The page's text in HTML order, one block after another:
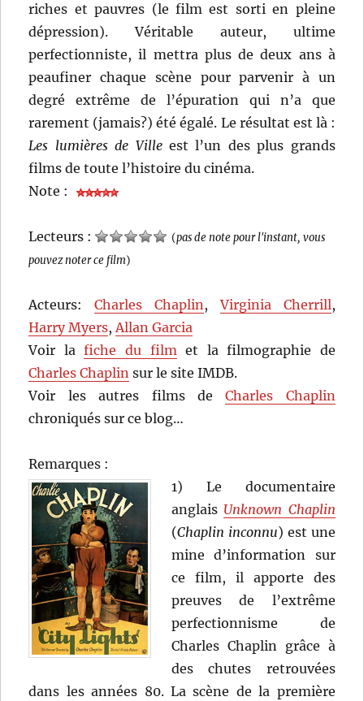
riches et pauvres (le film est sorti en pleine
dépression). Véritable auteur, ultime
perfectionniste, il mettra plus de deux ans à
peaufiner chaque scène pour parvenir à un
degré extrême de l’épuration qui n’a que
rarement (jamais?) été égalé. Le résultat est là :
Les lumières de Villeest l’un des plus grands
films de toute l’histoire du cinéma.
Note :
Lecteurs : (pas de note pour l'instant, vous
pouvez noter ce film)
Acteurs:Charles Chaplin,Virginia Cherrill,
Harry Myers,Allan Garcia
Voir lafiche du filmet la filmographie de
Charles Chaplin sur le site IMDB.
Voir les autres films deCharles Chaplin
chroniqués sur ce blog…
Remarques :
1) Le documentaire
anglais Unknown Chaplin
(Chaplin inconnu) est une
mine d’information sur
ce film, il apporte des
preuves de l’extrême
perfectionnisme de
Charles Chaplin grâce à
des chutes retrouvées
dans les années 80. La scène de la première